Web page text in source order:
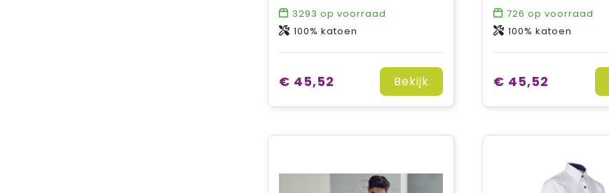
3293 op voorraad
100% katoen
€ 45,52 Bekijk
726 op voorraad
100% katoen
€ 45,52